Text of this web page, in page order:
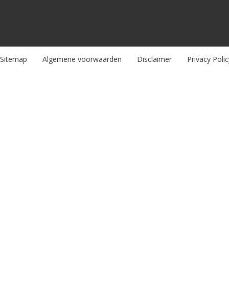
Sitemap Algemene voorwaarden Disclaimer Privacy